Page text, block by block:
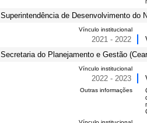
Superintendência de Desenvolvimento do
Vínculo institucional
2021 - 2022
Secretaria do Planejamento e Gestão
Vínculo institucional
2022 - 2023
Outras informações